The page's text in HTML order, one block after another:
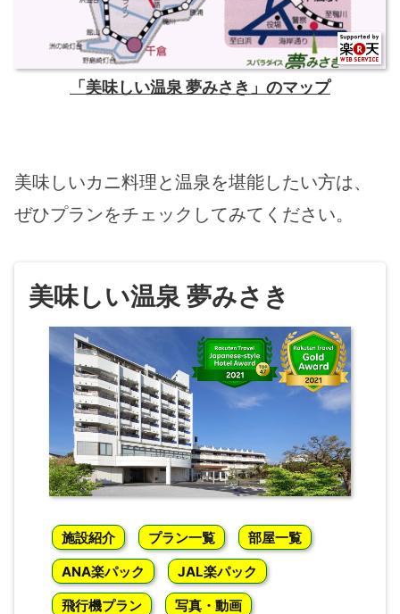
「美味しい温泉 夢みさき」のマップ
美味しいカニ料理と温泉を堪能したい方は、
ぜひプランをチェックしてみてください。
美味しい温泉 夢みさき
施設紹介 プラン一覧
部屋一覧
ANA楽パック
JAL楽パック
飛行機プラン
写真・動画